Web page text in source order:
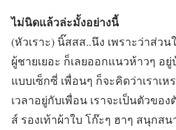
ไม่นิดแล้วล่ะมั้งอย่างนี้
(หัวเราะ) นิ๊สสส..นึง เพราะว่าส่ว
ผู้ชายเยอะ ก็เลยออกแนวห้าวๆ อยู่
แบบเซ็กซี่ เพื่อนๆ ก็จะคิดว่าเราเห
เวลาอยู่กับเพื่อน เราจะเป็นตัวของ
ส์ รองเท้าผ้าใบ โก๊ะๆ ฮาๆ สนุกส